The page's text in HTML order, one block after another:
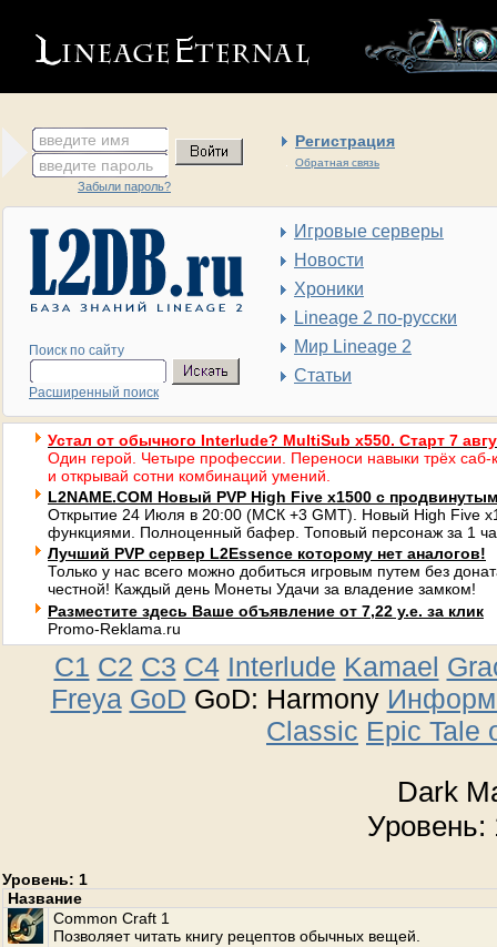
введите имя Регистрация
Обратная связь
введите пароль
Забыли пароль?
Поиск по сайту
Расширенный поиск
Игровые серверы
Новости
Хроники
Lineage 2 по-русски
Мир Lineage 2
Статьи
Устал от обычного Interlude? MultiSub x550. Старт 7
Один герой. Четыре профессии. Переноси навыки трёх саб-
и открывай сотни комбинаций умений.
L2NAME.COM Новый PVP High Five x1500 с
Открытие 24 Июля в 20:00 (МСК +3 GMT). Новый High Five
функциями. Полноценный бафер. Топовый персонаж за 1
Лучший PVP сервер L2Essence которому нет аналогов!
Только у нас всего можно добиться игровым путем без
честной! Каждый день Монеты Удачи за владение замком!
Разместите здесь Ваше объявление от 7,22 у.е. за клик
Promo-Reklama.ru
C1 C2 C3 C4 Interlude Kamael
Freya GoD GoD: Harmony
Classic Epic Tale
Dark
Уровень:
Уровень: 1
Название
Common Craft 1
Позволяет читать книгу рецептов обычных вещей.